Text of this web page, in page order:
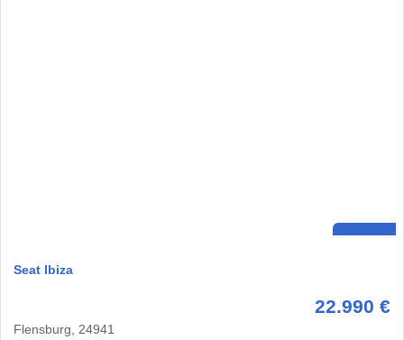
Seat Ibiza
22.990 €
Flensburg, 24941